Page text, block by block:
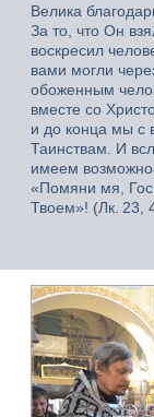
Велика
За то, что Он
воскресил
вами могли
обоженным
вместе со
и до конца мы с
Таинствам. И
имеем
«Помяни мя,
Твоем»! (Лк. 23,